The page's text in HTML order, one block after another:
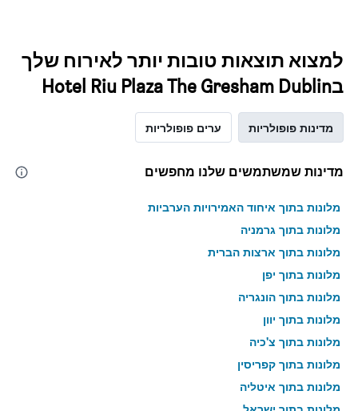
למצוא תוצאות טובות יותר לאירוח שלך
בHotel Riu Plaza The Gresham Dublin
מדינות פופולריות ערים פופולריות
מדינות שמשתמשים שלנו מחפשים
מלונות בתוך איחוד האמירויות הערביות
מלונות בתוך גרמניה
מלונות בתוך ארצות הברית
מלונות בתוך יפן
מלונות בתוך הונגריה
מלונות בתוך יוון
מלונות בתוך צ'כיה
מלונות בתוך קפריסין
מלונות בתוך איטליה